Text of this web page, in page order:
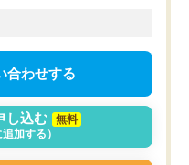
合わせする
し込む
無料
加する）